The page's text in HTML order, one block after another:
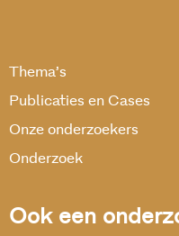
Thema’s
Publicaties en Cases
Onze onderzoekers
Onderzoek
Ook een